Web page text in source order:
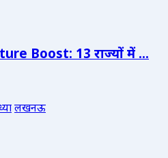
Boost: 13 राज्यों में ...
लखनऊ